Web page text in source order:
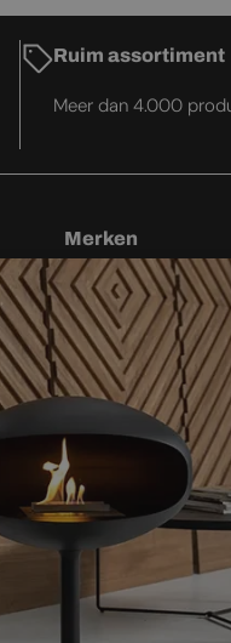
Ruim assortiment
Meer dan 4.000
Merken
Cocoon Fires
Planika Fires
Icon Fires
ScandiFlames
Safretti
Nordlys Denmark
Westbo of Sweden